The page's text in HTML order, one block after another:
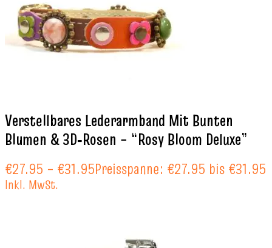
Verstellbares Lederarmband Mit Bunten
Blumen & 3D‑Rosen – “Rosy Bloom Deluxe”
€27.95 – €31.95Preisspanne: €27.95 bis €31.95
Inkl. MwSt.